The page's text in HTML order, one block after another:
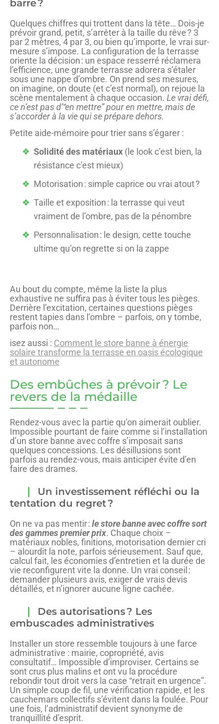
barre ?
Quelques chiffres qui trottent dans la tête… Dois-je
prévoir grand, petit, s’arrêter à la taille du rêve ? 3
par 2 mètres, 4 par 3, ou bien qu’importe, le vrai sur-
mesure s’impose. La configuration de la terrasse
oriente la décision : un espace resserré réclamera
l’efficience, une grande terrasse adorera s’étaler
sous une nappe d’ombre. On prend ses mesures,
on imagine, on doute (et c’est normal), on rejoue la
scène mentalement à chaque occasion. Le vrai défi,
ce n’est pas d’“en mettre” pour en mettre, mais de
s’accorder à la vie qui se prépare dehors.
Petite aide-mémoire pour trier sans s’égarer :
Solidité des matériaux (le look c’est bien, la
résistance c’est mieux)
Motorisation : simple caprice ou vrai atout ?
Taille et exposition : la terrasse qui veut
vraiment de l’ombre, pas de la pénombre
Personnalisation : le design, cette touche
ultime qu’on regrette si on la zappe
Au bout du compte, même la liste la plus
exhaustive ne suffira pas à éviter tous les pièges.
Derrière l’excitation, certaines questions pièges
restent tapies dans l’ombre – parfois, on y tombe,
parfois non…
isez aussi : Comment le store banne à énergie
solaire transforme la terrasse en oasis écologique
et autonome
Des embûches à prévoir ? Le
revers de la médaille
Rendez-vous avec la partie qu’on aimerait oublier.
Impossible pourtant de faire comme si l’installation
d’un store banne avec coffre s’imposait sans
quelques concessions. Les désillusions sont
parfois au rendez-vous, mais anticiper évite d’en
faire des drames.
Un investissement réfléchi ou la
tentation du regret ?
On ne va pas mentir : le store banne avec coffre sort
des gammes premier prix. Chaque choix –
matériaux nobles, finitions, motorisation dernier cri
– alourdit la note, parfois sérieusement. Sauf que,
calcul fait, les économies d’entretien et la durée de
vie reconfigurent vite la donne. Un vrai conseil :
demander plusieurs avis, exiger de vrais devis
détaillés, et n’ignorer aucune ligne cachée.
Des autorisations ? Les
embuscades administratives
Installer un store ressemble toujours à une farce
administrative : mairie, copropriété, avis
consultatif… Impossible d’improviser. Certains se
sont crus plus malins et ont vu la procédure
rebondir tout droit vers la case “retrait en urgence”.
Un simple coup de fil, une vérification rapide, et les
cauchemars collectifs s’évitent dans la foulée. Pour
une fois, l’administratif devient synonyme de
tranquillité d’esprit.